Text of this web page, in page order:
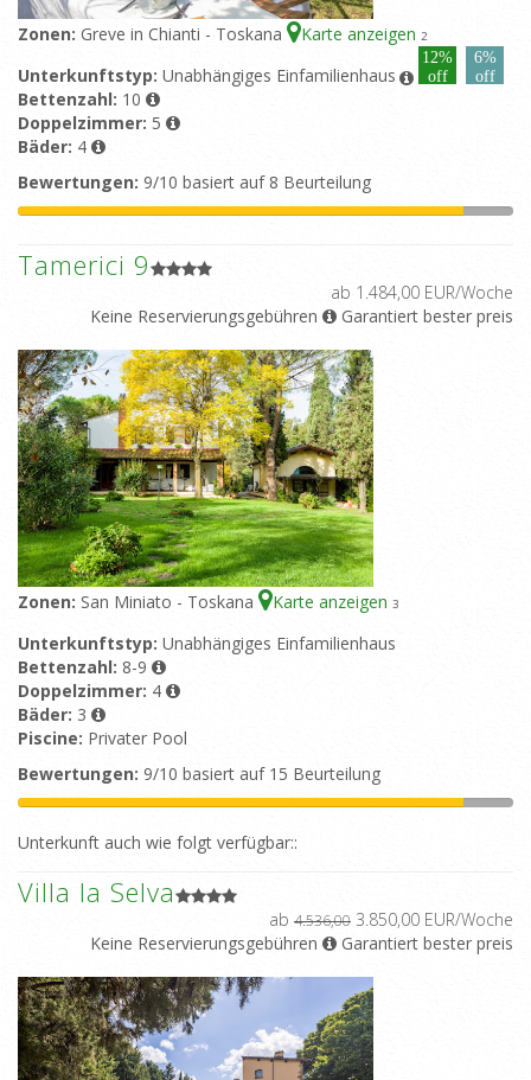
Zonen: Greve in Chianti - Toskana Karte anzeigen 2
12%
off
6%
off
Unterkunftstyp: Unabhängiges Einfamilienhaus
Bettenzahl: 10
Doppelzimmer: 5
Bäder: 4
Bewertungen: 9/10 basiert auf 8 Beurteilung
Tamerici 9
ab 1.484,00 EUR/Woche
Keine Reservierungsgebühren
Garantiert bester preis
Zonen: San Miniato - Toskana Karte anzeigen 3
Unterkunftstyp: Unabhängiges Einfamilienhaus
Bettenzahl: 8-9
Doppelzimmer: 4
Bäder: 3
Piscine: Privater Pool
Bewertungen: 9/10 basiert auf 15 Beurteilung
Unterkunft auch wie folgt verfügbar::
Villa la Selva
ab 4.536,00 3.850,00 EUR/Woche
Keine Reservierungsgebühren
Garantiert bester preis